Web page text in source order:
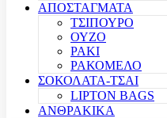
ΑΠΟΣΤΑΓΜΑΤΑ
ΤΣΙΠΟΥΡΟ
ΟΥΖΟ
ΡΑΚΙ
ΡΑΚΟΜΕΛΟ
ΣΟΚΟΛΑΤΑ-ΤΣΑΙ
LIPTON BAGS
ΑΝΘΡΑΚΙΚΑ